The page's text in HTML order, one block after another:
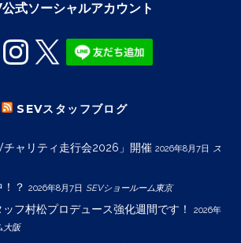
式ソーシャルアカウント
SEVスタッフブログ
ャリティ走行会2026」開催 2026年8月7日 ス
？ 2026年8月7日 SEVショールーム東京
フ村松プロデュース強化週間です！
2026年
大阪